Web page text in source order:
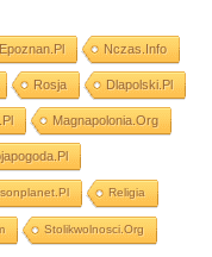
Epoznan.pl Nczas.info
Rosja Dlapolski.pl
Magnapolonia.org
Religia
Stolikwolnosci.org